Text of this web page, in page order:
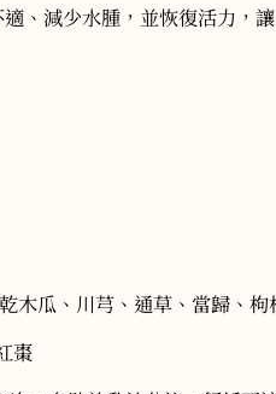
、減少水腫，並恢復活力，
木瓜、川芎、通草、當歸、枸
棗